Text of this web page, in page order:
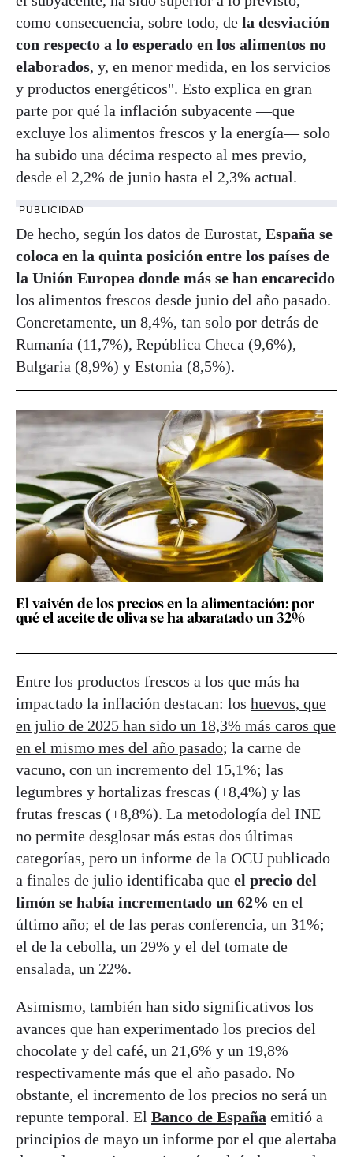
como consecuencia, sobre todo, de la desviación
con respecto a lo esperado en los alimentos no
elaborados, y, en menor medida, en los servicios
y productos energéticos". Esto explica en gran
parte por qué la inflación subyacente —que
excluye los alimentos frescos y la energía— solo
ha subido una décima respecto al mes previo,
desde el 2,2% de junio hasta el 2,3% actual.
PUBLICIDAD
De hecho, según los datos de Eurostat, España se
coloca en la quinta posición entre los países de
la Unión Europea donde más se han encarecido
los alimentos frescos desde junio del año pasado.
Concretamente, un 8,4%, tan solo por detrás de
Rumanía (11,7%), República Checa (9,6%),
Bulgaria (8,9%) y Estonia (8,5%).
El vaivén de los precios en la alimentación: por
qué el aceite de oliva se ha abaratado un 32%
Entre los productos frescos a los que más ha
impactado la inflación destacan: los huevos, que
en julio de 2025 han sido un 18,3% más caros que
en el mismo mes del año pasado; la carne de
vacuno, con un incremento del 15,1%; las
legumbres y hortalizas frescas (+8,4%) y las
frutas frescas (+8,8%). La metodología del INE
no permite desglosar más estas dos últimas
categorías, pero un informe de la OCU publicado
a finales de julio identificaba que el precio del
limón se había incrementado un 62% en el
último año; el de las peras conferencia, un 31%;
el de la cebolla, un 29% y el del tomate de
ensalada, un 22%.
Asimismo, también han sido significativos los
avances que han experimentado los precios del
chocolate y del café, un 21,6% y un 19,8%
respectivamente más que el año pasado. No
obstante, el incremento de los precios no será un
repunte temporal. El Banco de España emitió a
principios de mayo un informe por el que alertaba